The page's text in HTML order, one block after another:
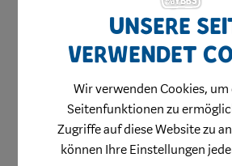
Waidhofen hilft
Bauen & Wohnen
Kinderbetreuung
Jugend & Familie
Schule & Bildung
Heiraten in Waidhofen
Unsere
verwendet
Wir verwenden Cookies,
Seitenfunktionen zu
Zugriffe auf diese Website zu
können Ihre Einstellungen